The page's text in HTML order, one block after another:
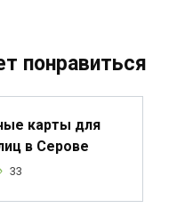
понравиться
карты для
в Серове
33